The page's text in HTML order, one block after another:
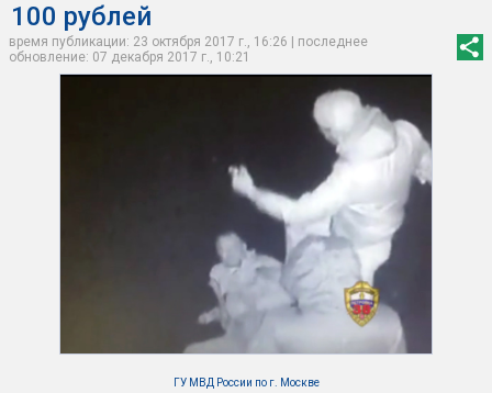
100 рублей
время публикации: 23 октября 2017 г., 16:26 | последнее
обновление: 07 декабря 2017 г., 10:21
ГУ МВД России по г. Москве